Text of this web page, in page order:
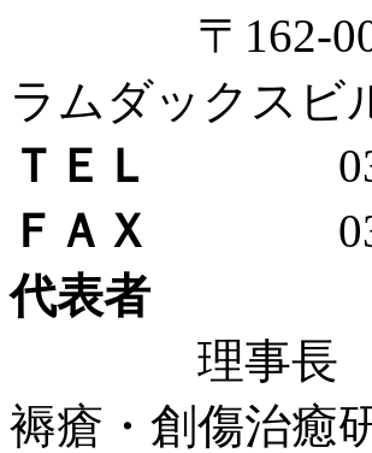
〒162-0072
ラムダックス
ＴＥＬ
03-
ＦＡＸ
03-
代表者
理事長 大
褥瘡・創傷治